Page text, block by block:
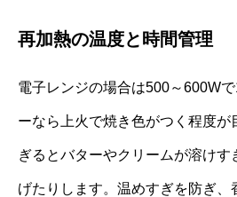
再加熱の温度と時間管理
電子レンジの場合は500～600W
ーなら上火で焼き色がつく程度が
ぎるとバターやクリームが溶けす
げたりします。温めすぎを防ぎ、